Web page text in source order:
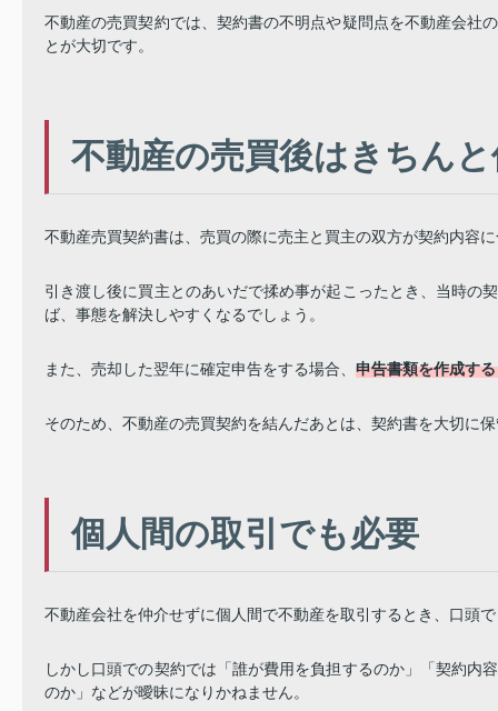
不動産の売買契約では、契約書の不明点や疑問点を不動産会社
とが大切です。
不動産の売買後はきちん
不動産売買契約書は、売買の際に売主と買主の双方が契約内容
引き渡し後に買主とのあいだで揉め事が起こったとき、当時の
ば、事態を解決しやすくなるでしょう。
また、売却した翌年に確定申告をする場合、 申告書類を作成す
そのため、不動産の売買契約を結んだあとは、契約書を大切に
個人間の取引でも必要
不動産会社を仲介せずに個人間で不動産を取引するとき、口頭
しかし口頭での契約では「誰が費用を負担するのか」「契約内
のか」などが曖昧になりかねません。